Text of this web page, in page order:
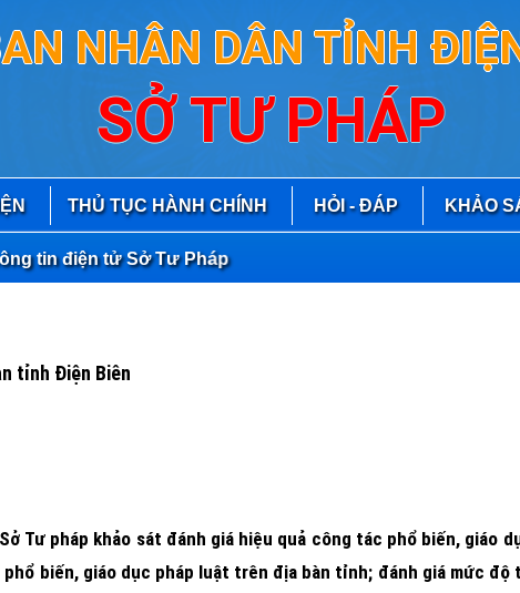
NHÂN DÂN TỈNH
SỞ TƯ PHÁP
THỦ TỤC HÀNH CHÍNH HỎI - ĐÁP KHẢO
điện tử Sở Tư Pháp
tỉnh Điện Biên
Tư pháp khảo sát đánh giá hiệu quả công tác phổ biến, giáo
biến, giáo dục pháp luật trên địa bàn tỉnh; đánh giá mức độ